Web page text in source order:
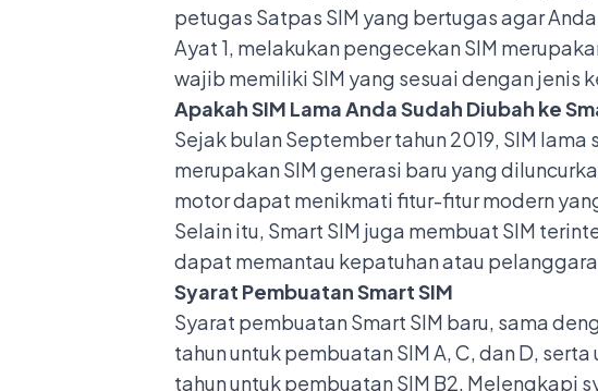
petugas Satpas SIM yang bertugas agar
Ayat 1, melakukan pengecekan SIM
wajib memiliki SIM yang sesuai dengan jenis
Apakah SIM Lama Anda Sudah Diubah ke
Sejak bulan September tahun 2019, SIM
merupakan SIM generasi baru yang
motor dapat menikmati fitur-fitur modern
Selain itu, Smart SIM juga membuat SIM
dapat memantau kepatuhan atau
Syarat Pembuatan Smart SIM
Syarat pembuatan Smart SIM baru, sama
tahun untuk pembuatan SIM A, C, dan D,
tahun untuk pembuatan SIM B2.